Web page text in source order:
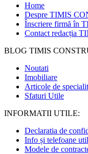
Home
Despre TIMIS
Înscriere firmă în
Contact redacția
BLOG TIMIS
Noutati
Imobiliare
Articole de
Sfaturi Utile
INFORMATII UTILE:
Declaratia de
Info și telefoane
Modele de